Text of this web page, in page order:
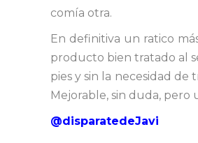
comía otra.
En definitiva un ratico
producto bien tratado al
pies y sin la necesidad de
Mejorable, sin duda, pero
@disparatedeJavi